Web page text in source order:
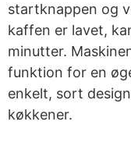
startknappen og
kaffen er lavet,
minutter.
funktion for en
enkelt, sort
køkkener.